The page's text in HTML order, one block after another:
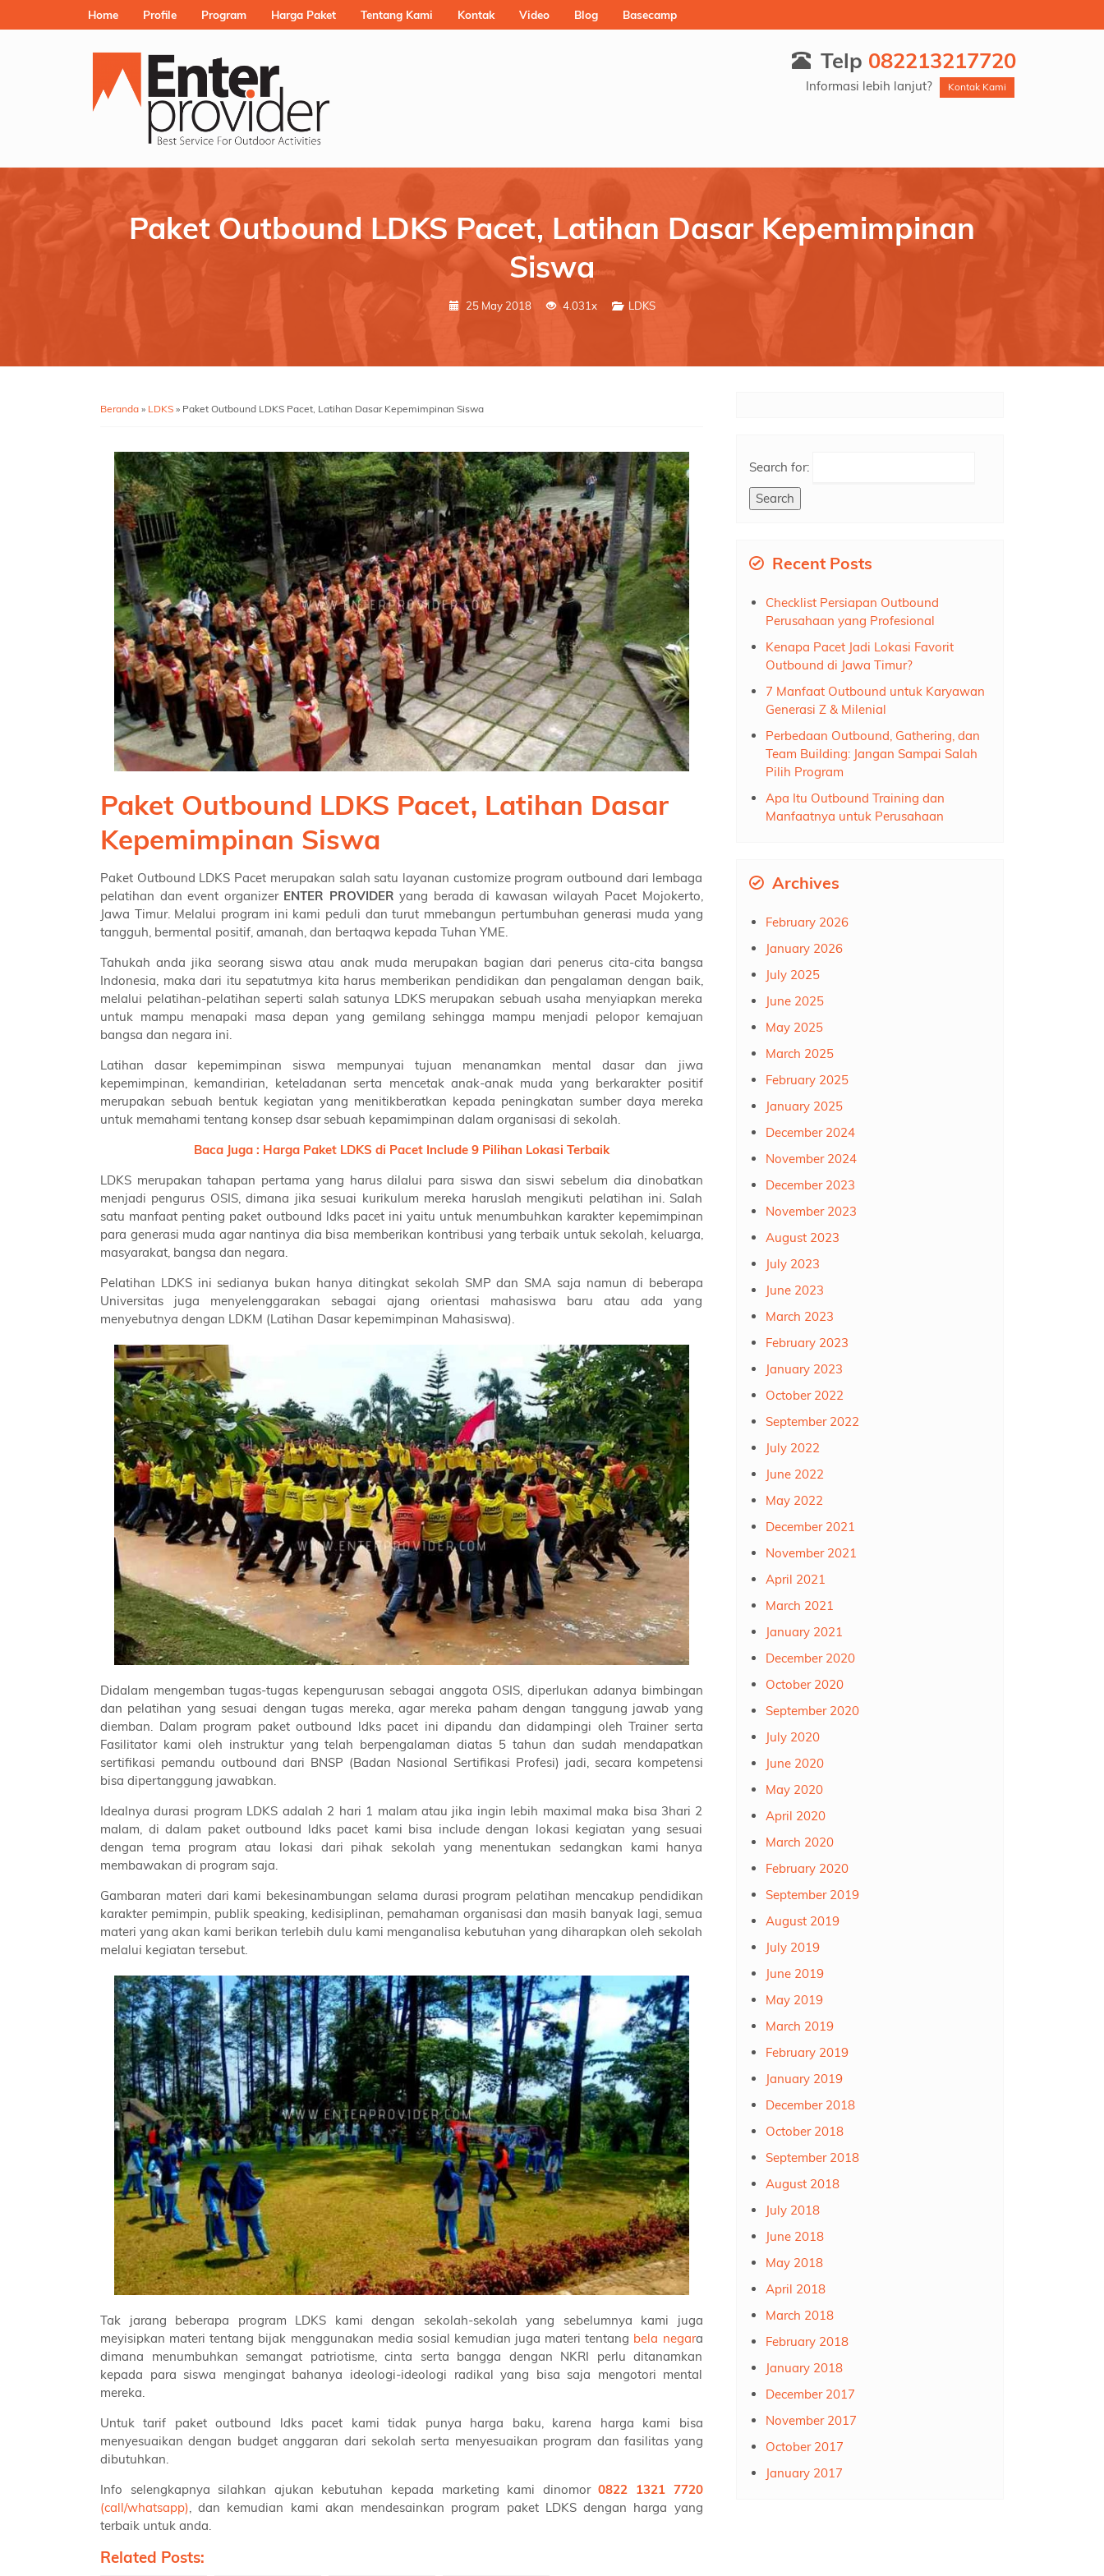
Home Profile Program Harga Paket Tentang Kami Kontak Video Blog Basecamp
Telp 082213217720
Informasi lebih lanjut? Kontak Kami
Paket Outbound LDKS Pacet, Latihan Dasar Kepemimpinan
Siswa
25 May 2018 4.031x LDKS
Beranda » LDKS » Paket Outbound LDKS Pacet, Latihan Dasar Kepemimpinan Siswa
Paket Outbound LDKS Pacet, Latihan Dasar
Kepemimpinan Siswa
Paket Outbound LDKS Pacet merupakan salah satu layanan customize program outbound dari lembaga
pelatihan dan event organizer ENTER PROVIDER yang berada di kawasan wilayah Pacet Mojokerto,
Jawa Timur. Melalui program ini kami peduli dan turut mmebangun pertumbuhan generasi muda yang
tangguh, bermental positif, amanah, dan bertaqwa kepada Tuhan YME.
Tahukah anda jika seorang siswa atau anak muda merupakan bagian dari penerus cita-cita bangsa
Indonesia, maka dari itu sepatutmya kita harus memberikan pendidikan dan pengalaman dengan baik,
melalui pelatihan-pelatihan seperti salah satunya LDKS merupakan sebuah usaha menyiapkan mereka
untuk mampu menapaki masa depan yang gemilang sehingga mampu menjadi pelopor kemajuan
bangsa dan negara ini.
Latihan dasar kepemimpinan siswa mempunyai tujuan menanamkan mental dasar dan jiwa
kepemimpinan, kemandirian, keteladanan serta mencetak anak-anak muda yang berkarakter positif
merupakan sebuah bentuk kegiatan yang menitikberatkan kepada peningkatan sumber daya mereka
untuk memahami tentang konsep dsar sebuah kepamimpinan dalam organisasi di sekolah.
Baca Juga : Harga Paket LDKS di Pacet Include 9 Pilihan Lokasi Terbaik
LDKS merupakan tahapan pertama yang harus dilalui para siswa dan siswi sebelum dia dinobatkan
menjadi pengurus OSIS, dimana jika sesuai kurikulum mereka haruslah mengikuti pelatihan ini. Salah
satu manfaat penting paket outbound ldks pacet ini yaitu untuk menumbuhkan karakter kepemimpinan
para generasi muda agar nantinya dia bisa memberikan kontribusi yang terbaik untuk sekolah, keluarga,
masyarakat, bangsa dan negara.
Pelatihan LDKS ini sedianya bukan hanya ditingkat sekolah SMP dan SMA saja namun di beberapa
Universitas juga menyelenggarakan sebagai ajang orientasi mahasiswa baru atau ada yang
menyebutnya dengan LDKM (Latihan Dasar kepemimpinan Mahasiswa).
Didalam mengemban tugas-tugas kepengurusan sebagai anggota OSIS, diperlukan adanya bimbingan
dan pelatihan yang sesuai dengan tugas mereka, agar mereka paham dengan tanggung jawab yang
diemban. Dalam program paket outbound ldks pacet ini dipandu dan didampingi oleh Trainer serta
Fasilitator kami oleh instruktur yang telah berpengalaman diatas 5 tahun dan sudah mendapatkan
sertifikasi pemandu outbound dari BNSP (Badan Nasional Sertifikasi Profesi) jadi, secara kompetensi
bisa dipertanggung jawabkan.
Idealnya durasi program LDKS adalah 2 hari 1 malam atau jika ingin lebih maximal maka bisa 3hari 2
malam, di dalam paket outbound ldks pacet kami bisa include dengan lokasi kegiatan yang sesuai
dengan tema program atau lokasi dari pihak sekolah yang menentukan sedangkan kami hanya
membawakan di program saja.
Gambaran materi dari kami bekesinambungan selama durasi program pelatihan mencakup pendidikan
karakter pemimpin, publik speaking, kedisiplinan, pemahaman organisasi dan masih banyak lagi, semua
materi yang akan kami berikan terlebih dulu kami menganalisa kebutuhan yang diharapkan oleh sekolah
melalui kegiatan tersebut.
Tak jarang beberapa program LDKS kami dengan sekolah-sekolah yang sebelumnya kami juga
meyisipkan materi tentang bijak menggunakan media sosial kemudian juga materi tentang bela negara
dimana menumbuhkan semangat patriotisme, cinta serta bangga dengan NKRI perlu ditanamkan
kepada para siswa mengingat bahanya ideologi-ideologi radikal yang bisa saja mengotori mental
mereka.
Untuk tarif paket outbound ldks pacet kami tidak punya harga baku, karena harga kami bisa
menyesuaikan dengan budget anggaran dari sekolah serta menyesuaikan program dan fasilitas yang
dibutuhkan.
Info selengkapnya silahkan ajukan kebutuhan kepada marketing kami dinomor0822 1321 7720
(call/whatsapp), dan kemudian kami akan mendesainkan program paket LDKS dengan harga yang
terbaik untuk anda.
Related Posts:
Search for:
Recent Posts
Checklist Persiapan Outbound
Perusahaan yang Profesional
Kenapa Pacet Jadi Lokasi Favorit
Outbound di Jawa Timur?
7 Manfaat Outbound untuk Karyawan
Generasi Z & Milenial
Perbedaan Outbound, Gathering, dan
Team Building: Jangan Sampai Salah
Pilih Program
Apa Itu Outbound Training dan
Manfaatnya untuk Perusahaan
Archives
February 2026
January 2026
July 2025
June 2025
May 2025
March 2025
February 2025
January 2025
December 2024
November 2024
December 2023
November 2023
August 2023
July 2023
June 2023
March 2023
February 2023
January 2023
October 2022
September 2022
July 2022
June 2022
May 2022
December 2021
November 2021
April 2021
March 2021
January 2021
December 2020
October 2020
September 2020
July 2020
June 2020
May 2020
April 2020
March 2020
February 2020
September 2019
August 2019
July 2019
June 2019
May 2019
March 2019
February 2019
January 2019
December 2018
October 2018
September 2018
August 2018
July 2018
June 2018
May 2018
April 2018
March 2018
February 2018
January 2018
December 2017
November 2017
October 2017
January 2017